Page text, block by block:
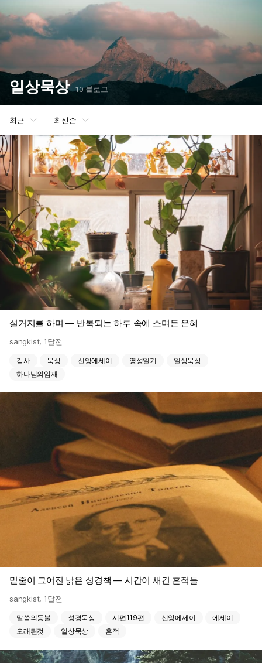
일상묵상 10 블로그
최근 최신순
설거지를 하며 — 반복되는 하루 속에 스며든 은혜
sangkist,1달전
감사 묵상 신앙에세이 영성일기
일상묵상
하나님의임재
밑줄이 그어진 낡은 성경책 — 시간이 새긴 흔적들
sangkist,1달전
말씀의등불 성경묵상 시편119편 신앙에세이
에세이
오래된것
일상묵상 흔적